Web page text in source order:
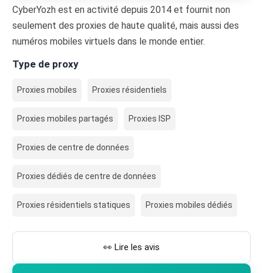
CyberYozh est en activité depuis 2014 et fournit non
seulement des proxies de haute qualité, mais aussi des
numéros mobiles virtuels dans le monde entier.
Type de proxy
Proxies mobiles Proxies résidentiels
Proxies mobiles partagés Proxies ISP
Proxies de centre de données
Proxies dédiés de centre de données
Proxies résidentiels statiques Proxies mobiles dédiés
👀 Lire les avis